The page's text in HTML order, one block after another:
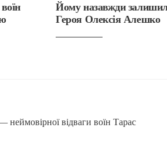
Йому назавжди
Героя Олексія Алешко
неймовірної відваги воїн Тарас